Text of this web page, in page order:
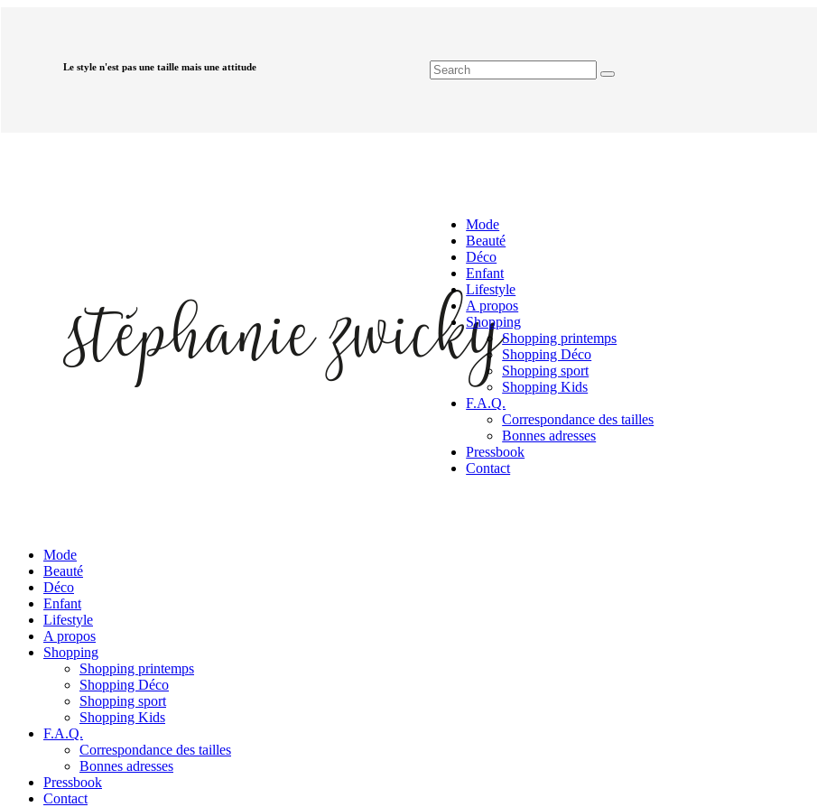
Le style n'est pas une taille mais une attitude
Mode
Beauté
Déco
Enfant
Lifestyle
A propos
Shopping
Shopping printemps
Shopping Déco
Shopping sport
Shopping Kids
F.A.Q.
Correspondance des tailles
Bonnes adresses
Pressbook
Contact
Mode
Beauté
Déco
Enfant
Lifestyle
A propos
Shopping
Shopping printemps
Shopping Déco
Shopping sport
Shopping Kids
F.A.Q.
Correspondance des tailles
Bonnes adresses
Pressbook
Contact